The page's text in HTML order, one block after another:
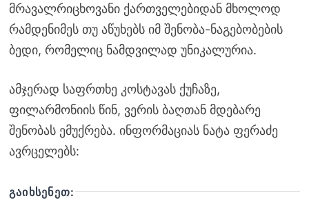
მრავალრიცხოვანი ქართველებიდან მხოლოდ
რამდენიმეს თუ აწუხებს იმ შენობა-ნაგებობების
ბედი, რომელიც ნამდვილად უნიკალურია.
ამჯერად საფრთხე კოსტავას ქუჩაზე,
ფილარმონიის წინ, ვერის ბაღთან მდებარე
შენობას ემუქრება. ინფორმაციას ნატა ფერაძე
ავრცელებს:
ᲒᲐᲘᲮᲡᲔᲜᲔᲗ: